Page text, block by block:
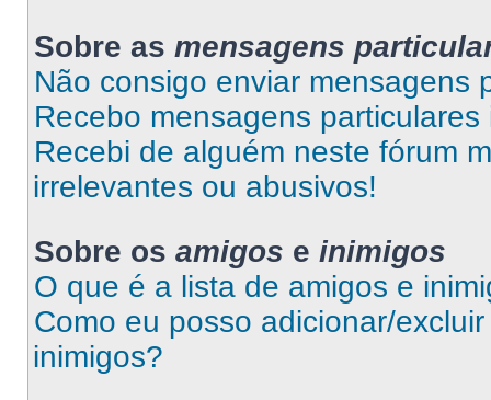
Sobre as mensagens
Não consigo enviar mensagens
Recebo mensagens
Recebi de alguém neste fórum
irrelevantes ou abusivos!
Sobre os amigos e inimigos
O que é a lista de amigos e
Como eu posso adicionar/
inimigos?